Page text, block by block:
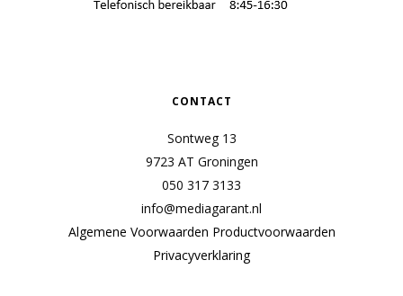
CONTACT
Sontweg 13
9723 AT Groningen
050 317 3133
info@mediagarant.nl
Algemene Voorwaarden Productvoorwaarden
Privacyverklaring